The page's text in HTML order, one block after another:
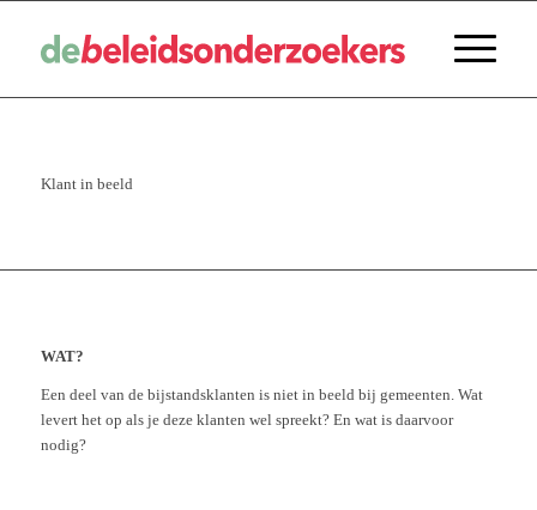
Klant in beeld
WAT?
Een deel van de bijstandsklanten is niet in beeld bij gemeenten. Wat
levert het op als je deze klanten wel spreekt? En wat is daarvoor
nodig?